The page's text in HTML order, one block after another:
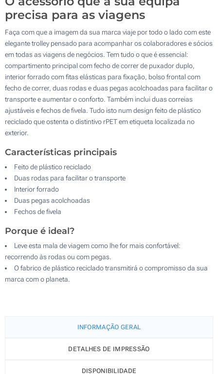
precisa para as viagens
Faça com que a imagem da sua marca viaje por todo o lado com este
elegante trolley pensado para acompanhar os colaboradores e sócios
em todas as viagens de negócios. Tem tudo o que é essencial:
compartimento principal com fecho de correr de puxador duplo,
interior forrado com fitas elásticas para fixação, bolso frontal com
fecho de correr, duas rodas e duas pegas acolchoadas para facilitar o
transporte e aumentar o conforto. Também inclui duas correias
ajustáveis e fechos de fivela. Tudo isto num design feito de plástico
reciclado que ostenta o distintivo rPET em etiqueta localizada no
exterior.
Características principais
Feito de plástico reciclado
Duas rodas para facilitar o transporte
Interior forrado
Duas pegas acolchoadas
Fechos de fivela
Porque é ideal?
Leve esta mala de viagem como lhe for mais confortável:
recorrendo às rodas ou com pegas.
O fabrico de plástico reciclado transmitirá o compromisso da sua
marca com o planeta.
INFORMAÇÃO GERAL
DETALHES DE IMPRESSÃO
DISPONIBILIDADE